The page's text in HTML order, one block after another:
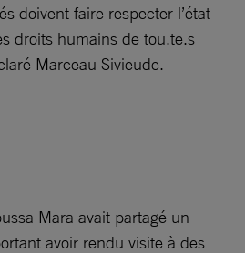
doivent faire respecter l’état
droits humains de tou.te.s
Marceau Sivieude.
Mara avait partagé un
avoir rendu visite à des